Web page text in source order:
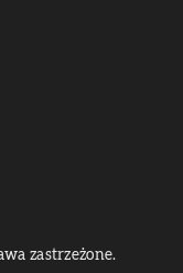
zastrzeżone.